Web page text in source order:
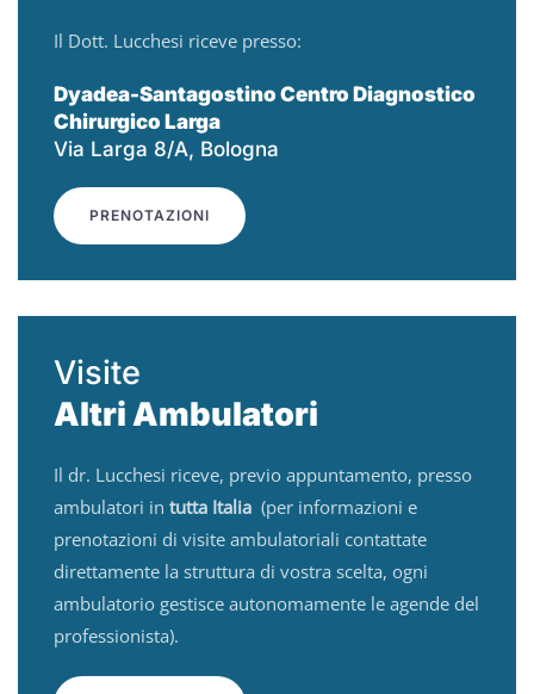
Il Dott. Lucchesi riceve presso:
Dyadea-Santagostino Centro Diagnostico
Chirurgico Larga
Via Larga 8/A, Bologna
PRENOTAZIONI
Visite
Altri Ambulatori
Il dr. Lucchesi riceve, previo appuntamento, presso
ambulatori in tutta Italia (per informazioni e
prenotazioni di visite ambulatoriali contattate
direttamente la struttura di vostra scelta, ogni
ambulatorio gestisce autonomamente le agende del
professionista).